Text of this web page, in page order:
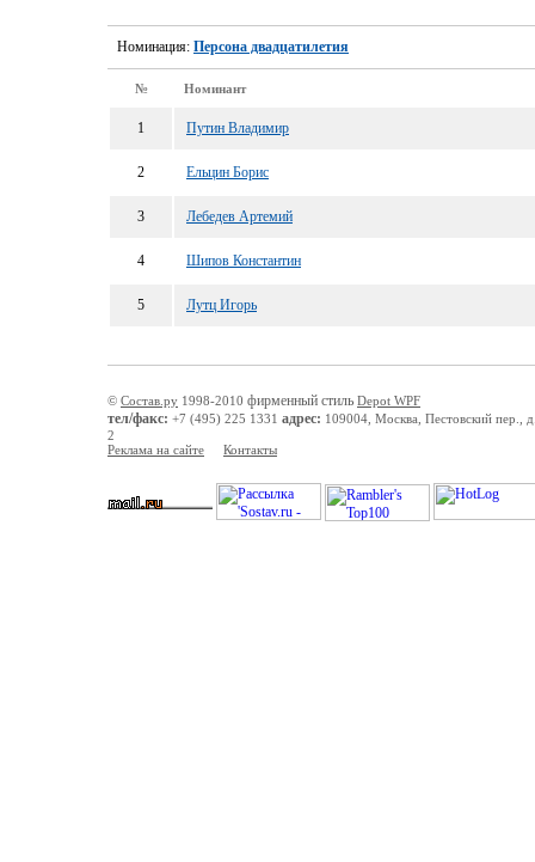
Номинация: Персона двадцатилетия
№ Номинант
1 Путин Владимир
2 Ельцин Борис
3 Лебедев Артемий
4 Шипов Константин
5 Лутц Игорь
© Состав.ру 1998-2010 фирменный стиль Depot WPF
тел/факс: +7 (495) 225 1331 адрес: 109004, Москва, Пестовский пер.,
2
Реклама на сайте
Контакты